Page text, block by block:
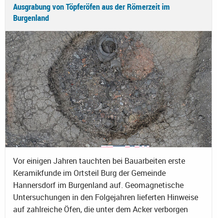
Ausgrabung von Töpferöfen aus der Römerzeit im
Burgenland
Vor einigen Jahren tauchten bei Bauarbeiten erste
Keramikfunde im Ortsteil Burg der Gemeinde
Hannersdorf im Burgenland auf. Geomagnetische
Untersuchungen in den Folgejahren lieferten Hinweise
auf zahlreiche Öfen, die unter dem Acker verborgen